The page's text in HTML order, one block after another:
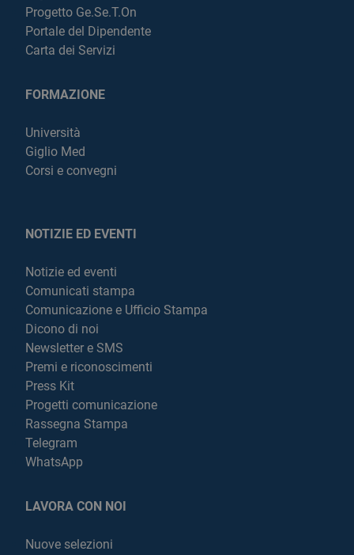
Progetto Ge.Se.T.On
Portale del Dipendente
Carta dei Servizi
FORMAZIONE
Università
Giglio Med
Corsi e convegni
NOTIZIE ED EVENTI
Notizie ed eventi
Comunicati stampa
Comunicazione e Ufficio Stampa
Dicono di noi
Newsletter e SMS
Premi e riconoscimenti
Press Kit
Progetti comunicazione
Rassegna Stampa
Telegram
WhatsApp
LAVORA CON NOI
Nuove selezioni